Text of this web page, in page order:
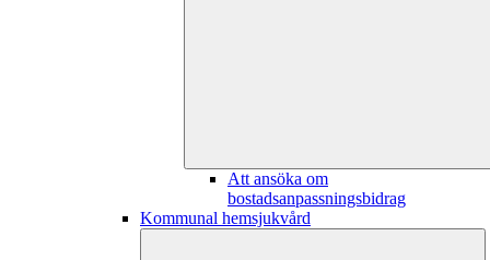
Att ansöka om
bostadsanpassningsbidrag
Kommunal hemsjukvård